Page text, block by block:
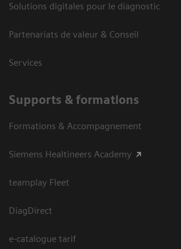
Solutions digitales pour le diagnostic
Partenariats de valeur & Conseil
Services
Supports & formations
Formations & Accompagnement
Siemens Healtineers Academy
teamplay Fleet
DiagDirect
e-catalogue tarif